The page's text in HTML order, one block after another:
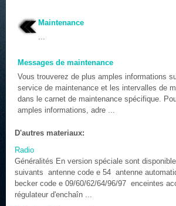
Maintenance
...
Messages de maintenance
Vous trouverez de plus amples informations
service de maintenance et les intervalles de
dans le carnet de maintenance spécifique.
amples informations, adre ...
D'autres materiaux:
Radio
Généralités En version spéciale sont
suivants antenne code e 54 antenne
becker code e 09/60/62/64/96/97 enceintes
régulateur d'enchaîn ...